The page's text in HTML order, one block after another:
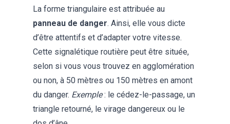
La forme triangulaire est attribuée au
panneau de danger. Ainsi, elle vous dicte
d’être attentifs et d’adapter votre vitesse.
Cette signalétique routière peut être située,
selon si vous vous trouvez en agglomération
ou non, à 50 mètres ou 150 mètres en amont
du danger. Exemple: le cédez-le-passage, un
triangle retourné, le virage dangereux ou le